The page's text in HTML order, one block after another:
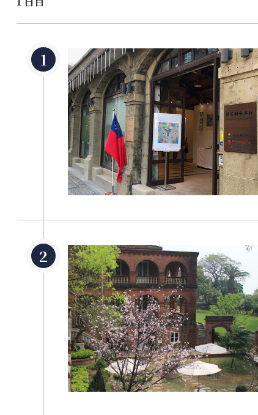
1860年の台湾開港後、淡水は台湾北部で最も国
淡水に拠点を構えました。 淡水の老街の端に位
記、寶順は淡水の五大海外事業者と呼ばれてい
く、19世紀末の台湾海運業界の巨人であり、台
後の淡水の発展につながりました。